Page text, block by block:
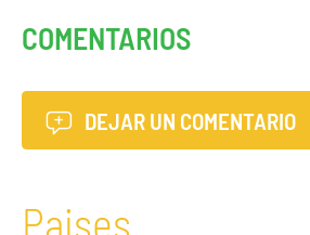
COMENTARIOS
DEJAR UN COMENTARIO
Paises